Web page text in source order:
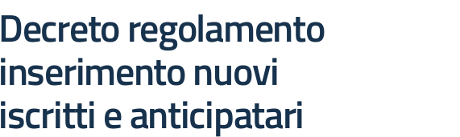
Decreto regolamento
inserimento nuovi
iscritti e anticipatari